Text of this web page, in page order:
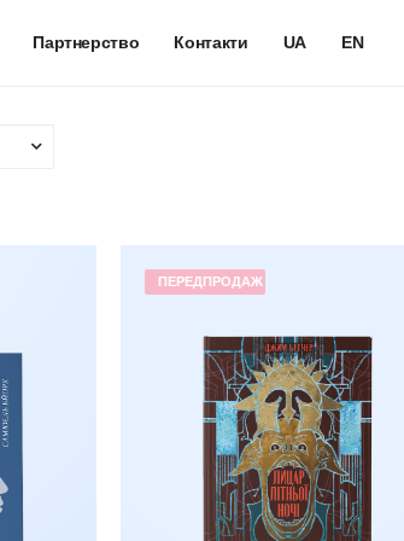
Партнерство Контакти UA EN
ПЕРЕДПРОДАЖ